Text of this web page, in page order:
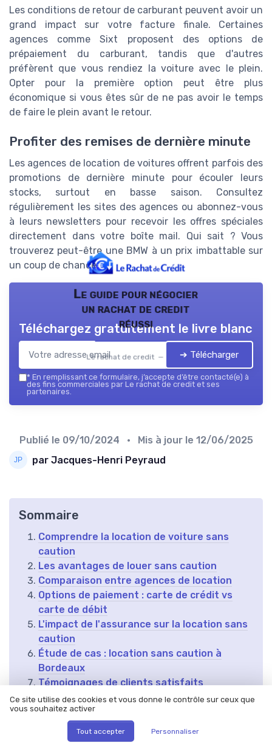
Les conditions de retour de carburant peuvent avoir un
grand impact sur votre facture finale. Certaines
agences comme Sixt proposent des options de
prépaiement du carburant, tandis que d'autres
préfèrent que vous rendiez la voiture avec le plein.
Opter pour la première option peut être plus
économique si vous êtes sûr de ne pas avoir le temps
de faire le plein avant le retour.
Profiter des remises de dernière minute
Les agences de location de voitures offrent parfois des
promotions de dernière minute pour écouler leurs
stocks, surtout en basse saison. Consultez
régulièrement les sites des agences ou abonnez-vous
à leurs newsletters pour recevoir les offres spéciales
directement dans votre boîte mail. Qui sait ? Vous
trouverez peut-être une BMW à un prix imbattable sur
un coup de chance.
Le guide pour négocier
un rachat de credit
réussi
Le rachat de credit — 2026
Téléchargez gratuitement le livre blanc
➔ Télécharger
* En remplissant ce formulaire, j’accepte d’être contacté(e) à
des fins commerciales par Le rachat de credit et ses
partenaires.
Publié le 09/10/2024 • Mis à jour le 12/06/2025
par Jacques-Henri Peyraud
Sommaire
Comprendre la location de voiture sans
caution
Les avantages de louer sans caution
Comparaison entre agences de location
Options de paiement : carte de crédit vs
carte de débit
L'impact de l'assurance sur la location sans
caution
Étude de cas : location sans caution à
Bordeaux
Témoignages de clients satisfaits
Conseils pour économiser sur la location de
voiture
Ce site utilise des cookies et vous donne le contrôle sur ceux que
vous souhaitez activer
Tout accepter Personnaliser